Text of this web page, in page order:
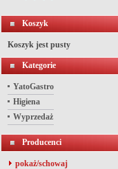
Koszyk
Koszyk jest pusty
Kategorie
YatoGastro
Higiena
Wyprzedaż
Producenci
pokaż/schowaj